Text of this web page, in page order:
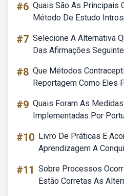
#6 Quais São As Principais
Método De Estudo
#7 Selecione A Alternativa
Das Afirmações
#8 Que Métodos
Reportagem Como Eles
#9 Quais Foram As
Implementadas Por
#10 Livro De Práticas E
Aprendizagem A
#11 Sobre Processos
Estão Corretas As